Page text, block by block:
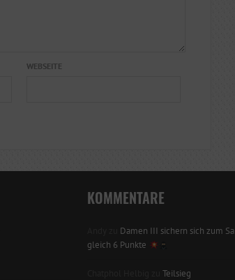
WEBSEITE
KOMMENTARE
Damen III sichern sich zum
gleich 6 Punkte
Teilsieg